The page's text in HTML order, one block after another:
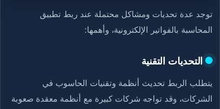
توجد عدة تحديات ومشاكل محتملة عند ربط تطبيق
المحاسبة بالفواتير الإلكترونية، وأهمها:
التحديات التقنية
يتطلب الربط تحديث أنظمة وتقنيات الحاسوب في
الشركات، وقد تواجه شركات كبيرة مع أنظمة معقدة صعوبة